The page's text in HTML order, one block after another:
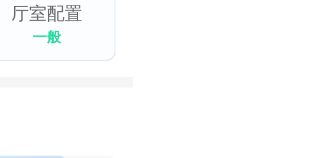
厅室配置
一般